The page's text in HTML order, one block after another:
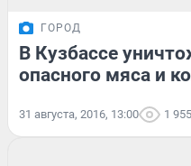
ГОРОД
В Кузбассе
опасного мяса и
31 августа, 2016, 13:00 1 955